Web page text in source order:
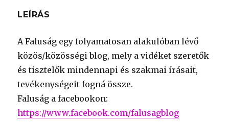
LEÍRÁS
A Faluság egy folyamatosan alakulóban lévő
közös/közösségi blog, mely a vidéket szeretők
és tisztelők mindennapi és szakmai írásait,
tevékenységeit fogná össze.
Faluság a facebookon:
https://www.facebook.com/falusagblog